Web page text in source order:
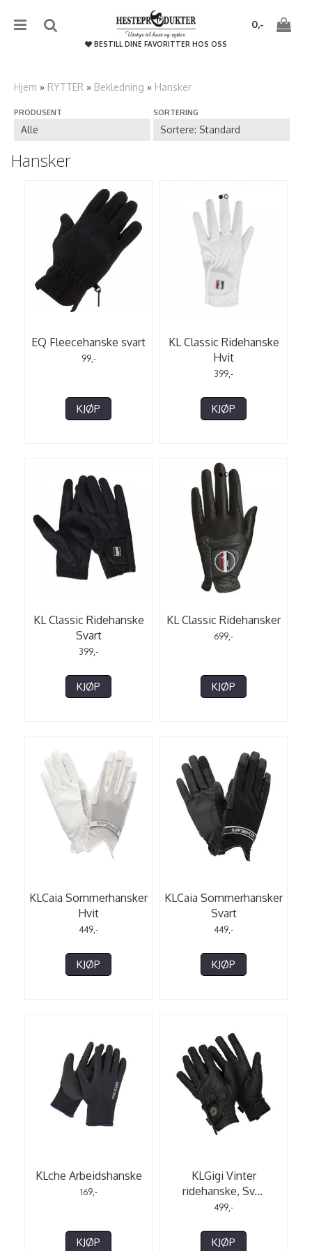
{/literal}����������
0,-
BESTILL DINE FAVORITTER HOS OSS
Hjem » RYTTER » Bekledning » Hansker
PRODUSENT SORTERING
Hansker
EQ Fleecehanske svart
99,-
KJØP
KL Classic Ridehanske
Hvit
399,-
KJØP
KL Classic Ridehanske
Svart
399,-
KJØP
KL Classic Ridehansker
699,-
KJØP
KLCaia Sommerhansker
Hvit
449,-
KJØP
KLCaia Sommerhansker
Svart
449,-
KJØP
KLche Arbeidshanske
169,-
KJØP
KLGigi Vinter
ridehanske, Sv...
499,-
KJØP